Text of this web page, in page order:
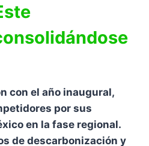
con el año inaugural,
por sus
en la fase regional.
de descarbonización y